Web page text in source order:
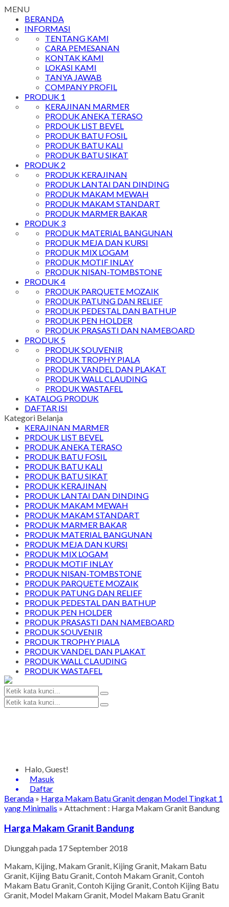
MENU
BERANDA
INFORMASI
TENTANG KAMI
CARA PEMESANAN
KONTAK KAMI
LOKASI KAMI
TANYA JAWAB
COMPANY PROFIL
PRODUK 1
KERAJINAN MARMER
PRODUK ANEKA TERASO
PRDOUK LIST BEVEL
PRODUK BATU FOSIL
PRODUK BATU KALI
PRODUK BATU SIKAT
PRODUK 2
PRODUK KERAJINAN
PRODUK LANTAI DAN DINDING
PRODUK MAKAM MEWAH
PRODUK MAKAM STANDART
PRODUK MARMER BAKAR
PRODUK 3
PRODUK MATERIAL BANGUNAN
PRODUK MEJA DAN KURSI
PRODUK MIX LOGAM
PRODUK MOTIF INLAY
PRODUK NISAN-TOMBSTONE
PRODUK 4
PRODUK PARQUETE MOZAIK
PRODUK PATUNG DAN RELIEF
PRODUK PEDESTAL DAN BATHUP
PRODUK PEN HOLDER
PRODUK PRASASTI DAN NAMEBOARD
PRODUK 5
PRODUK SOUVENIR
PRODUK TROPHY PIALA
PRODUK VANDEL DAN PLAKAT
PRODUK WALL CLAUDING
PRODUK WASTAFEL
KATALOG PRODUK
DAFTAR ISI
Kategori Belanja
KERAJINAN MARMER
PRDOUK LIST BEVEL
PRODUK ANEKA TERASO
PRODUK BATU FOSIL
PRODUK BATU KALI
PRODUK BATU SIKAT
PRODUK KERAJINAN
PRODUK LANTAI DAN DINDING
PRODUK MAKAM MEWAH
PRODUK MAKAM STANDART
PRODUK MARMER BAKAR
PRODUK MATERIAL BANGUNAN
PRODUK MEJA DAN KURSI
PRODUK MIX LOGAM
PRODUK MOTIF INLAY
PRODUK NISAN-TOMBSTONE
PRODUK PARQUETE MOZAIK
PRODUK PATUNG DAN RELIEF
PRODUK PEDESTAL DAN BATHUP
PRODUK PEN HOLDER
PRODUK PRASASTI DAN NAMEBOARD
PRODUK SOUVENIR
PRODUK TROPHY PIALA
PRODUK VANDEL DAN PLAKAT
PRODUK WALL CLAUDING
PRODUK WASTAFEL
Halo, Guest!
Masuk
Daftar
Beranda » Harga Makam Batu Granit dengan Model Tingkat 1
yang Minimalis » Attachment : Harga Makam Granit Bandung
Harga Makam Granit Bandung
Diunggah pada 17 September 2018
Makam, Kijing, Makam Granit, Kijing Granit, Makam Batu
Granit, Kijing Batu Granit, Contoh Makam Granit, Contoh
Makam Batu Granit, Contoh Kijing Granit, Contoh Kijing Batu
Granit, Model Makam Granit, Model Makam Batu Granit